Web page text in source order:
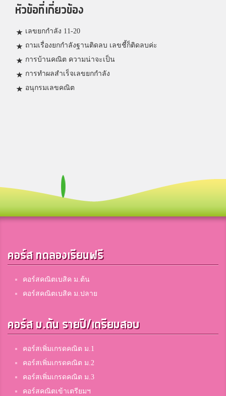
หัวข้อที่เกี่ยวข้อง
เลขยกกำลัง 11-20
ถามเรื่องยกกำลังฐานติดลบ เลขชี้ก็ติดลบค่ะ
การบ้านคณิต ความน่าจะเป็น
การทำผลสำเร็จเลขยกกำลัง
อนุกรมเลขคณิต
คอร์ส ทดลองเรียนฟรี
คอร์สคณิตเบสิค ม.ต้น
คอร์สคณิตเบสิค ม.ปลาย
คอร์ส ม.ต้น รายปี/เตรียมสอบ
คอร์สเพิ่มเกรดคณิต ม.1
คอร์สเพิ่มเกรดคณิต ม.2
คอร์สเพิ่มเกรดคณิต ม.3
คอร์สคณิตเข้าเตรียมฯ